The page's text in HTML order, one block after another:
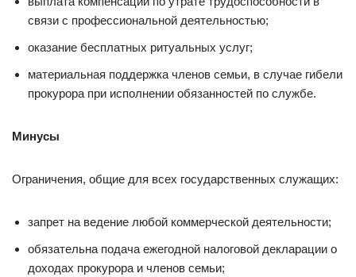
связи с профессиональной деятельностью;
оказание бесплатных ритуальных услуг;
материальная поддержка членов семьи, в случае гибели
прокурора при исполнении обязанностей по службе.
Минусы
Ограничения, общие для всех государственных служащих:
запрет на ведение любой коммерческой деятельности;
обязательна подача ежегодной налоговой декларации о
доходах прокурора и членов семьи;